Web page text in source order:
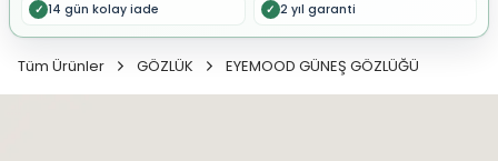
✓ 14 gün kolay iade ✓ 2 yıl garanti
Tüm Ürünler GÖZLÜK EYEMOOD GÜNEŞ GÖZLÜĞÜ